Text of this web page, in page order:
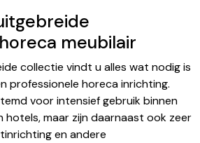
meubilair
collectie vindt u alles wat nodig is
professionele horeca inrichting.
voor intensief gebruik binnen
hotels, maar zijn daarnaast ook zeer
en andere